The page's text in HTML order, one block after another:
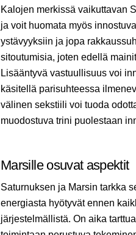
Kalojen merkissä vaikuttavan
ja voit huomata myös
ystävyyksiin ja jopa
sitoutumisia, joten edellä
Lisääntyvä vastuullisuus voi
käsitellä parisuhteessa
välinen sekstiili voi tuoda
muodostuva trini puolestaan
Marsille osuvat aspektit
Saturnuksen ja Marsin tarkka
energiasta hyötyvät ennen
järjestelmällistä. On aika